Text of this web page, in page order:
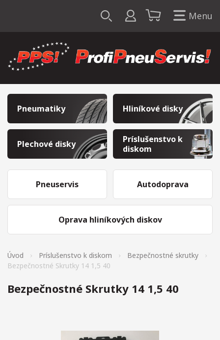
Menu
Pneumatiky Hliníkové disky
Plechové disky
Príslušenstvo k
diskom
Pneuservis
Oprava hliníkových diskov
Autodoprava
Úvod Príslušenstvo k diskom
Bezpečnostné skrutky
Bezpečnostné Skrutky 14 1,5 40
Bezpečnostné Skrutky 14 1,5 40